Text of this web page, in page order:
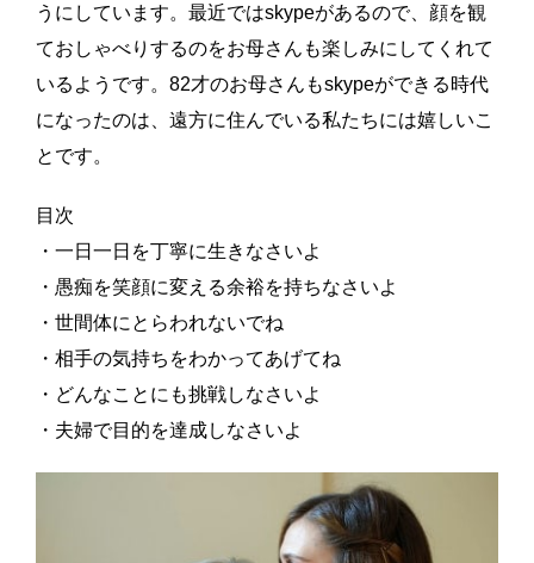
うにしています。最近ではskypeがあるので、顔を観
ておしゃべりするのをお母さんも楽しみにしてくれて
いるようです。82才のお母さんもskypeができる時代
になったのは、遠方に住んでいる私たちには嬉しいこ
とです。
目次
・一日一日を丁寧に生きなさいよ
・愚痴を笑顔に変える余裕を持ちなさいよ
・世間体にとらわれないでね
・相手の気持ちをわかってあげてね
・どんなことにも挑戦しなさいよ
・夫婦で目的を達成しなさいよ